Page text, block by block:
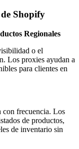
de Shopify
Regionales
o el
Los proxies ayudan a
para clientes en
con frecuencia. Los
de productos,
de inventario sin